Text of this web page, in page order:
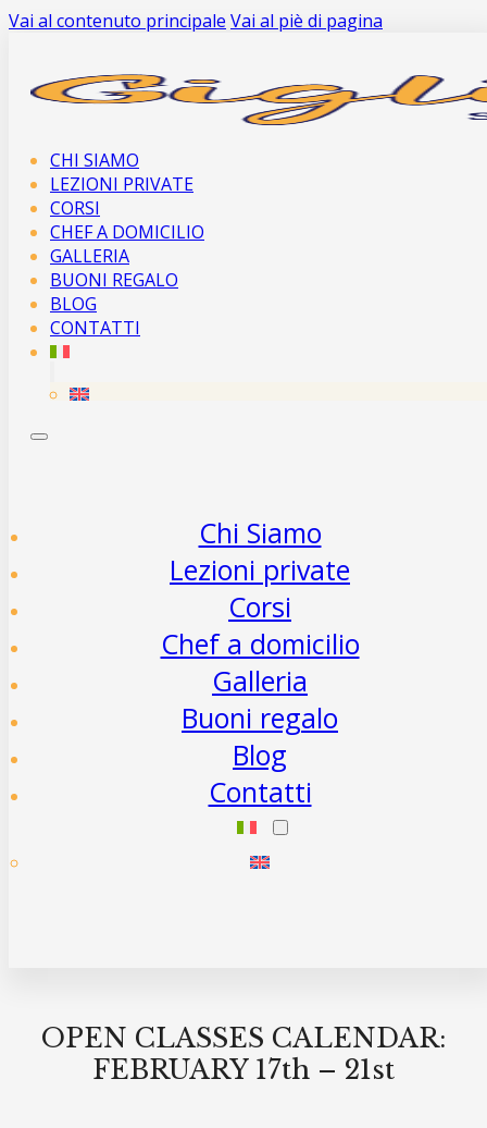
Vai al contenuto principale Vai al piè di pagina
CHI SIAMO
LEZIONI PRIVATE
CORSI
CHEF A DOMICILIO
GALLERIA
BUONI REGALO
BLOG
CONTATTI
Chi Siamo
Lezioni private
Corsi
Chef a domicilio
Galleria
Buoni regalo
Blog
Contatti
OPEN CLASSES CALENDAR:
FEBRUARY 17th – 21st